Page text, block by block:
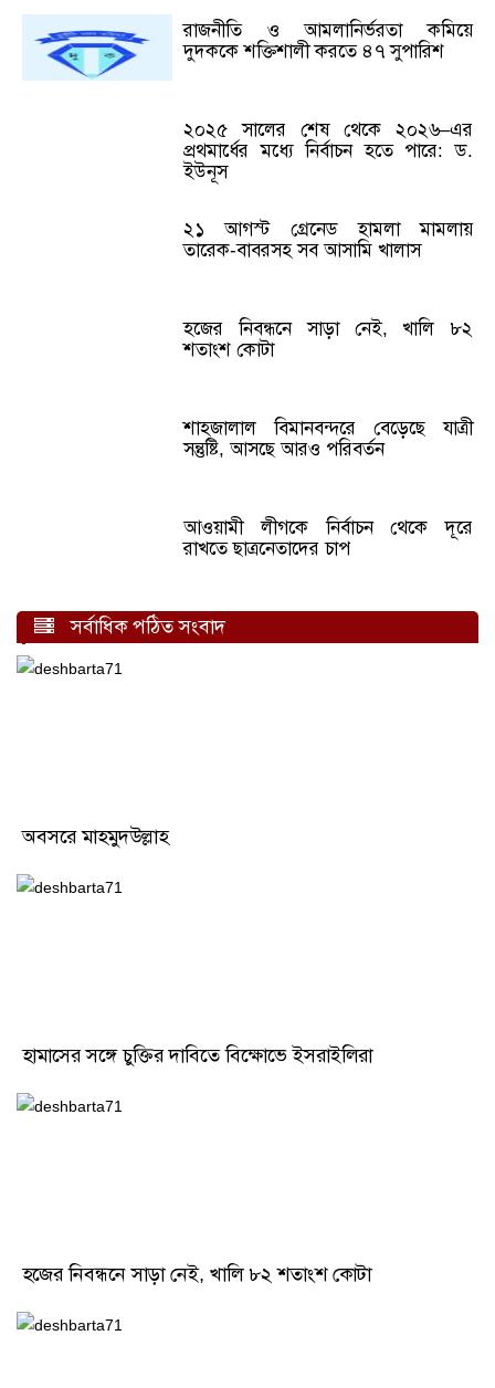
রাজনীতি ও আমলানির্ভরতা কমিয়ে
দুদককে শক্তিশালী করতে ৪৭ সুপারিশ
২০২৫ সালের শেষ থেকে ২০২৬–এর
প্রথমার্ধের মধ্যে নির্বাচন হতে পারে: ড.
ইউনূস
২১ আগস্ট গ্রেনেড হামলা মামলায়
তারেক-বাবরসহ সব আসামি খালাস
হজের নিবন্ধনে সাড়া নেই, খালি ৮২
শতাংশ কোটা
শাহজালাল বিমানবন্দরে বেড়েছে যাত্রী
সন্তুষ্টি, আসছে আরও পরিবর্তন
আওয়ামী লীগকে নির্বাচন থেকে দূরে
রাখতে ছাত্রনেতাদের চাপ
সর্বাধিক পঠিত সংবাদ
অবসরে মাহমুদউল্লাহ
হামাসের সঙ্গে চুক্তির দাবিতে বিক্ষোভে ইসরাইলিরা
হজের নিবন্ধনে সাড়া নেই, খালি ৮২ শতাংশ কোটা